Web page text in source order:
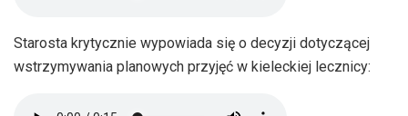
Starosta krytycznie wypowiada się o decyzji dotyczącej
wstrzymywania planowych przyjęć w kieleckiej lecznicy: